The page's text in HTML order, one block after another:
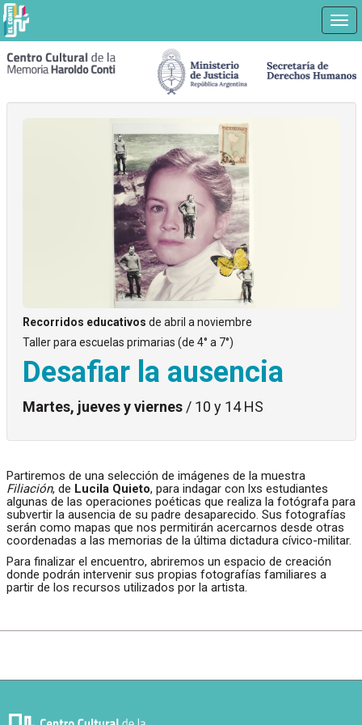
Recorridos educativos de abril a noviembre
Taller para escuelas primarias (de 4° a 7°)
Desafiar la ausencia
Martes, jueves y viernes / 10 y 14 HS
Partiremos de una selección de imágenes de la muestra
Filiación, de Lucila Quieto, para indagar con lxs estudiantes
algunas de las operaciones poéticas que realiza la fotógrafa para
subvertir la ausencia de su padre desaparecido. Sus fotografías
serán como mapas que nos permitirán acercarnos desde otras
coordenadas a las memorias de la última dictadura cívico-militar.
Para finalizar el encuentro, abriremos un espacio de creación
donde podrán intervenir sus propias fotografías familiares a
partir de los recursos utilizados por la artista.